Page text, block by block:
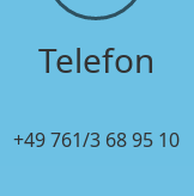
Telefon
+49 761/3 68 95 10